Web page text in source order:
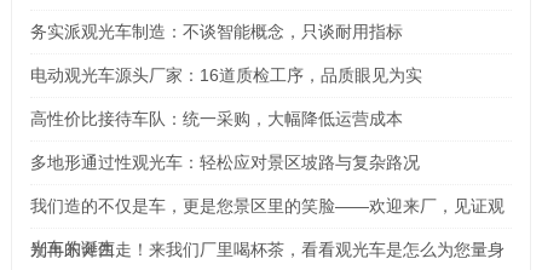
务实派观光车制造：不谈智能概念，只谈耐用指标
电动观光车源头厂家：16道质检工序，品质眼见为实
高性价比接待车队：统一采购，大幅降低运营成本
多地形通过性观光车：轻松应对景区坡路与复杂路况
我们造的不仅是车，更是您景区里的笑脸——欢迎来厂，见证观
光车的诞生
别再东奔西走！来我们厂里喝杯茶，看看观光车是怎么为您量身